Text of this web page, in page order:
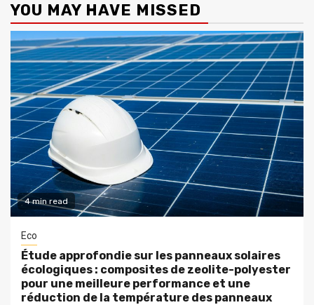
YOU MAY HAVE MISSED
4 min read
Eco
Étude approfondie sur les panneaux solaires
écologiques : composites de zeolite-polyester
pour une meilleure performance et une
réduction de la température des panneaux